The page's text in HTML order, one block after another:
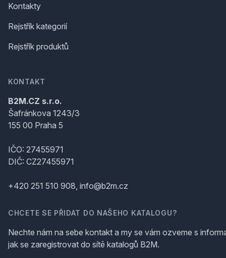
Kontakty
Rejstřík kategorií
Rejstřík produktů
KONTAKT
B2M.CZ s.r.o.
Šafránkova 1243/3
155 00 Praha 5
IČO: 27455971
DIČ: CZ27455971
+420 251 510 908, info@b2m.cz
CHCETE SE PŘIDAT DO NAŠEHO KATALOGU?
Nechte nám na sebe kontakt a my se vám ozveme s
jak se zaregistrovat do sítě katalogů B2M.